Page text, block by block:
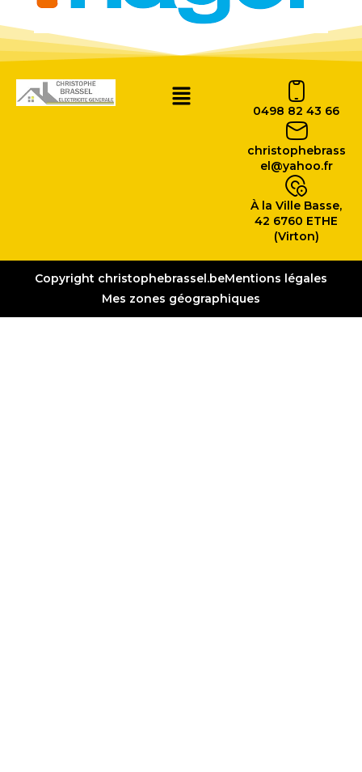
0498 82 43 66
christophebrass
el@yahoo.fr
À la Ville Basse,
42 6760 ETHE
(Virton)
Copyright christophebrassel.beMentions légales
Mes zones géographiques